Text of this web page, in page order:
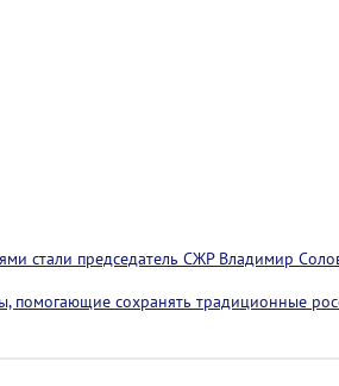
стали председатель СЖР Владимир
помогающие сохранять традиционные